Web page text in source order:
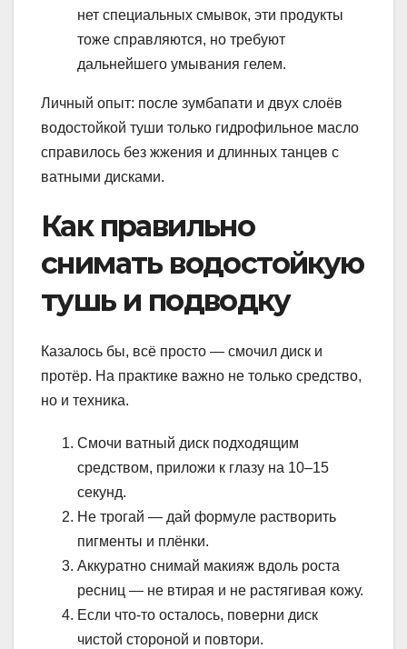
нет специальных смывок, эти продукты
тоже справляются, но требуют
дальнейшего умывания гелем.
Личный опыт: после зумбапати и двух слоёв
водостойкой туши только гидрофильное масло
справилось без жжения и длинных танцев с
ватными дисками.
Как правильно
снимать водостойкую
тушь и подводку
Казалось бы, всё просто — смочил диск и
протёр. На практике важно не только средство,
но и техника.
Смочи ватный диск подходящим
средством, приложи к глазу на 10–15
секунд.
Не трогай — дай формуле растворить
пигменты и плёнки.
Аккуратно снимай макияж вдоль роста
ресниц — не втирая и не растягивая кожу.
Если что-то осталось, поверни диск
чистой стороной и повтори.